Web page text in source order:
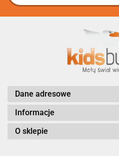
Dane adresowe
Informacje
O sklepie